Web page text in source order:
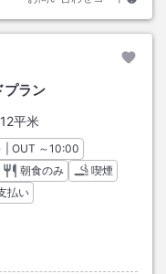
プラン
12平米
イン
| OUT チェックアウト
～10:00
朝食のみ
喫煙
払い